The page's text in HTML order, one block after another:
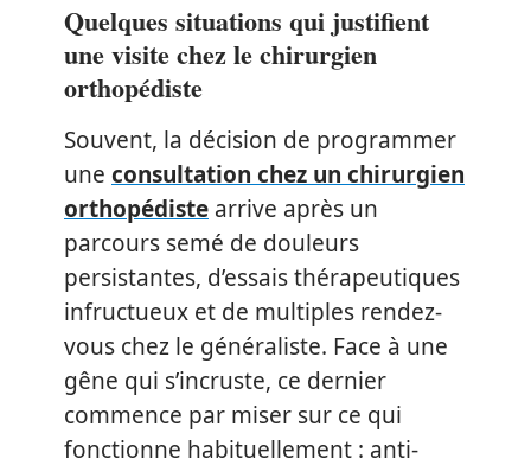
Quelques situations qui justifient
une visite chez le chirurgien
orthopédiste
Souvent, la décision de programmer
une consultation chez un chirurgien
orthopédiste arrive après un
parcours semé de douleurs
persistantes, d’essais thérapeutiques
infructueux et de multiples rendez-
vous chez le généraliste. Face à une
gêne qui s’incruste, ce dernier
commence par miser sur ce qui
fonctionne habituellement : anti-